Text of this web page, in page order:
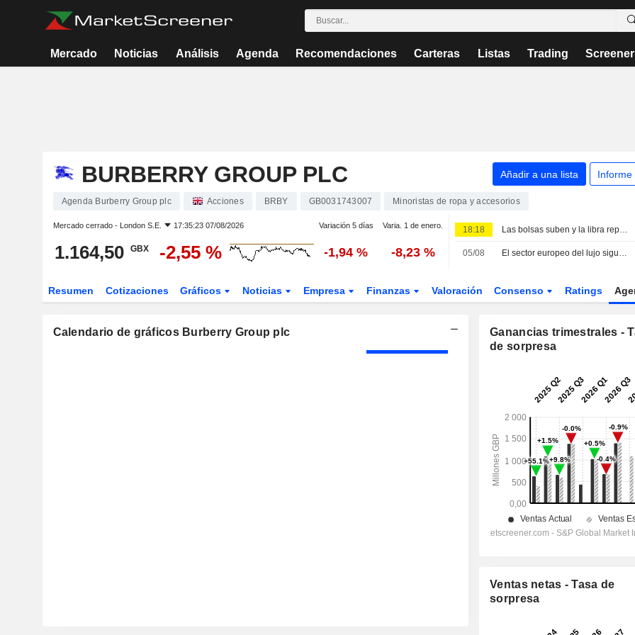
Mercado Noticias Análisis Agenda Recomendaciones Carteras Listas Trading
BURBERRY GROUP PLC Añadir a una lista Informe
Agenda Burberry Group plc Acciones BRBY GB0031743007 Minoristas de ropa y accesorios
Mercado cerrado - London S.E. 17:35:23 07/08/2026 Variación 5 días Varia. 1 de enero.
1.164,50 GBX -2,55 % -1,94 % -8,23 %
18:18 Las bolsas suben y la libra repunta tras la inesperada caída del empleo en EE. UU.
05/08 El sector europeo del lujo sigue volátil -- Market Talk
Resumen Cotizaciones Gráficos Noticias Empresa Finanzas Valoración Consenso Ratings
Calendario de gráficos Burberry Group plc
Ganancias trimestrales -
de sorpresa
Ventas netas - Tasa de
sorpresa